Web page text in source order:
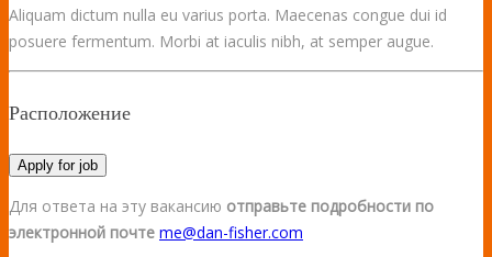
Aliquam dictum nulla eu varius porta. Maecenas congue dui id
posuere fermentum. Morbi at iaculis nibh, at semper augue.
Расположение
Apply for job
Для ответа на эту вакансию отправьте подробности по
электронной почте me@dan-fisher.com